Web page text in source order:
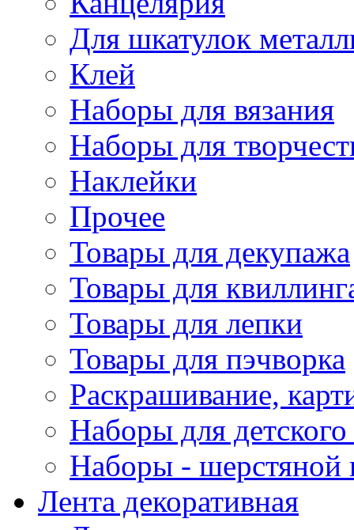
Для шкатулок
Клей
Наборы для вязания
Наборы для
Наклейки
Прочее
Товары для декупажа
Товары для
Товары для лепки
Товары для пэчворка
Раскрашивание,
Наборы для
Наборы - шерстяной
Лента декоративная